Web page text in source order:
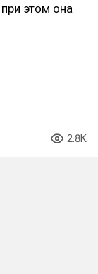
этом она
2.8K